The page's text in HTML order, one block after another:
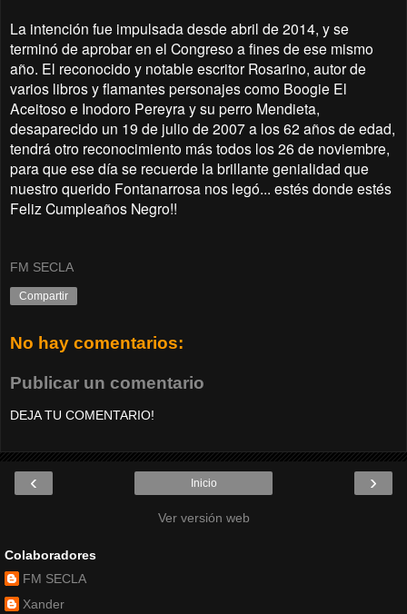
La intención fue impulsada desde abril de 2014, y se
terminó de aprobar en el Congreso a fines de ese mismo
año. El reconocido y notable escritor Rosarino, autor de
varios libros y flamantes personajes como Boogie El
Aceitoso e Inodoro Pereyra y su perro Mendieta,
desaparecido un 19 de julio de 2007 a los 62 años de edad,
tendrá otro reconocimiento más todos los 26 de noviembre,
para que ese día se recuerde la brillante genialidad que
nuestro querido Fontanarrosa nos legó... estés donde estés
Feliz Cumpleaños Negro!!
FM SECLA
Compartir
No hay comentarios:
Publicar un comentario
DEJA TU COMENTARIO!
‹ ›
Inicio
Ver versión web
Colaboradores
FM SECLA
Xander